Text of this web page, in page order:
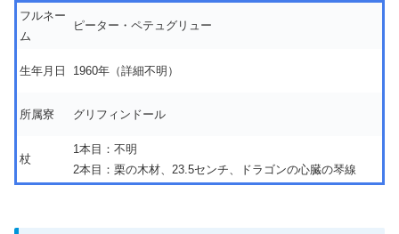
フルネー
ム
ピーター・ペテュグリュー
生年月日 1960年（詳細不明）
所属寮 グリフィンドール
杖
1本目：不明
2本目：栗の木材、23.5センチ、ドラゴンの心臓の琴線